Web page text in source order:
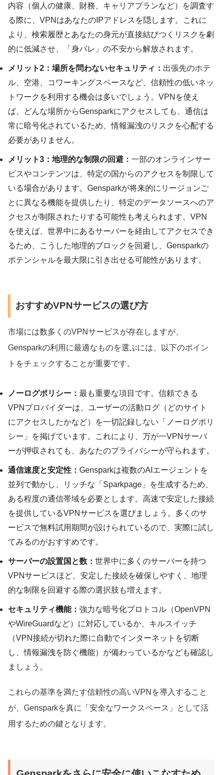
内容（個人の健康、財務、キャリアプランなど）を調査す
る際に、VPNはあなたのIPアドレスを隠します。これに
より、検索履歴とあなたの身元が直接結びつくリスクを劇
的に低減させ、「身バレ」の不安から解放されます。
メリット2：場所を問わないセキュリティ： 出張先のホテ
ル、空港、コワーキングスペースなど、信頼性の低いネッ
トワークを利用する機会は多いでしょう。VPNを使え
ば、どんな場所からGensparkにアクセスしても、通信は
常に暗号化されているため、情報漏洩のリスクを心配する
必要がありません。
メリット3：地理的な制限の回避： 一部のオンラインサー
ビスやコンテンツは、特定の国からのアクセスを制限して
いる場合があります。Gensparkが将来的にリージョンご
とに異なる機能を提供したり、特定のデータソースへのア
クセスが制限されたりする可能性も考えられます。VPN
を使えば、世界中にあるサーバーを経由してアクセスでき
るため、こうした地理的ブロックを回避し、Gensparkの
ポテンシャルを最大限に引き出せる可能性があります。
おすすめVPNサービスの選び方
市場には数多くのVPNサービスが存在しますが、
Gensparkの利用に最適なものを選ぶには、以下のポイン
トをチェックすることが重要です。
ノーログポリシー： 最も重要な項目です。信頼できる
VPNプロバイダーは、ユーザーの活動ログ（どのサイト
にアクセスしたかなど）を一切記録しない「ノーログポリ
シー」を掲げています。これにより、万が一VPNサーバ
ーが押収されても、あなたのプライバシーが守られます。
通信速度と安定性： Gensparkは複数のAIエージェントを
並列で動かし、リッチな「Sparkpage」を生成するため、
ある程度の通信帯域を必要とします。高速で安定した接続
を提供しているVPNサービスを選びましょう。多くのサ
ービスで無料試用期間が設けられているので、実際に試し
てみるのがおすすめです。
サーバーの設置国と数： 世界中に多くのサーバーを持つ
VPNサービスほど、安定した接続を確保しやすく、地理
的な制限を回避する際の選択肢も増えます。
セキュリティ機能： 強力な暗号化プロトコル（OpenVPN
やWireGuardなど）に対応しているか、キルスイッチ
（VPN接続が切れた際に自動でインターネットを切断
し、情報漏洩を防ぐ機能）が備わっているかなども確認し
ましょう。
これらの基準を満たす信頼性の高いVPNを導入すること
が、Gensparkを真に「安全なワークスペース」として活
用するための鍵となります。